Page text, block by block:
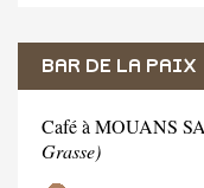
BAR DE LA PAIX
Café à MOUANS
Grasse)